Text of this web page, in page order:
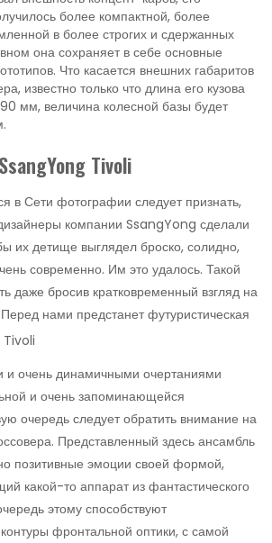
более компактной, более
в более строгих и сдержанных
она сохраняет в себе основные
Что касается внешних габаритов
известно только что длина его кузова
мм, величина колесной базы будет
Tivoli
в Сети фотографии следует признать,
компании SsangYong сделали
их детище выглядел броско, солидно,
современно. Им это удалось. Такой
даже бросив кратковременный взгляд на
Перед нами предстанет футуристическая
очень динамичными очертаниями
и очень запоминающейся
очередь следует обратить внимание на
Представленный здесь ансамбль
позитивные эмоции своей формой,
какой-то аппарат из фантастического
этому способствуют
фронтальной оптики, с самой